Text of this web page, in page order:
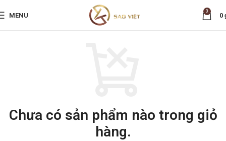
MENU
0
0
Chưa có sản phẩm nào trong giỏ
hàng.